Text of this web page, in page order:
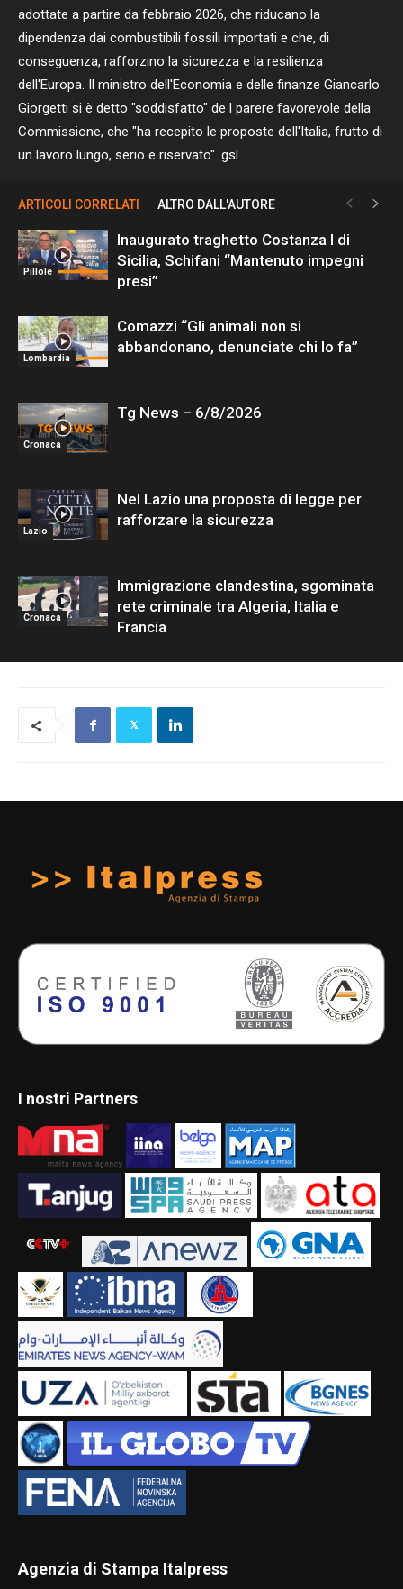
adottate a partire da febbraio 2026, che riducano la
dipendenza dai combustibili fossili importati e che, di
conseguenza, rafforzino la sicurezza e la resilienza
dell'Europa. Il ministro dell'Economia e delle finanze Giancarlo
Giorgetti si è detto "soddisfatto" de l parere favorevole della
Commissione, che "ha recepito le proposte dell'Italia, frutto di
un lavoro lungo, serio e riservato". gsl
ARTICOLI CORRELATI ALTRO DALL'AUTORE
Pillole
Inaugurato traghetto Costanza I di
Sicilia, Schifani “Mantenuto impegni
presi”
Lombardia
Comazzi “Gli animali non si
abbandonano, denunciate chi lo fa”
Cronaca
Tg News – 6/8/2026
Lazio
Nel Lazio una proposta di legge per
rafforzare la sicurezza
Cronaca
Immigrazione clandestina, sgominata
rete criminale tra Algeria, Italia e
Francia
I nostri Partners
Agenzia di Stampa Italpress